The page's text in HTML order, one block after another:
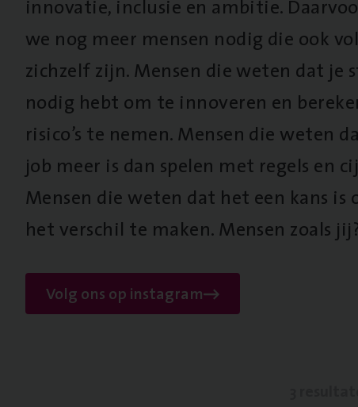
innovatie, inclusie en ambitie.
we nog meer mensen nodig die ook
zichzelf zijn. Mensen die weten dat
nodig hebt om te innoveren en
risico’s te nemen. Mensen die weten
job meer is dan spelen met regels en
Mensen die weten dat het een kans is
het verschil te maken. Mensen zoals
Volg ons op instagram